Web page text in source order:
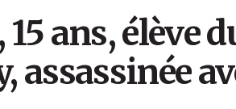
ans, élève
assassinée